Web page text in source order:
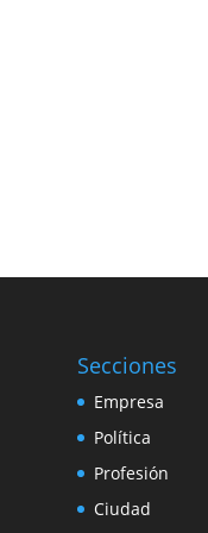
Secciones
Empresa
Política
Profesión
Ciudad